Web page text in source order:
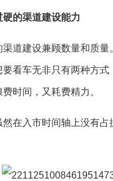
的渠道建设能力
渠道建设兼顾数量和质
要看车无非只有两种方
时间，又耗费精力。
然在入市时间轴上没有